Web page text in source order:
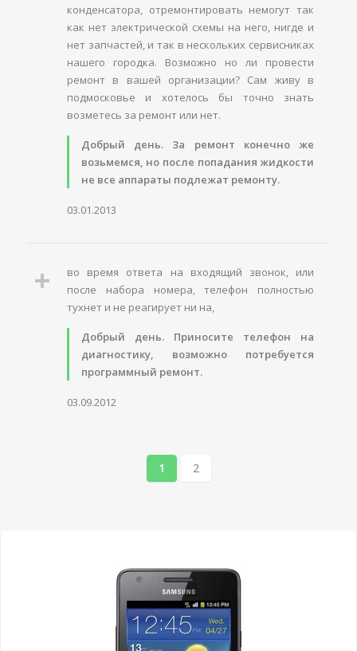
конденсатора, отремонтировать немогут так
как нет электрической схемы на него, нигде и
нет запчастей, и так в нескольких сервисниках
нашего городка. Возможно но ли провести
ремонт в вашей организации? Сам живу в
подмосковье и хотелось бы точно знать
возметесь за ремонт или нет.
Добрый день. За ремонт конечно же
возьмемся, но после попадания жидкости
не все аппараты подлежат ремонту.
03.01.2013
во время ответа на входящий звонок, или
после набора номера, телефон полностью
тухнет и не реагирует ни на,
Добрый день. Приносите телефон на
диагностику, возможно потребуется
программный ремонт.
03.09.2012
1 2